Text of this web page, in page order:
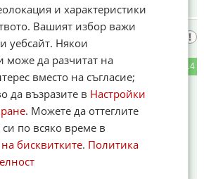
14
а форда":
че има вариант ако нямаш пари или
задълженията си ги излежава в
се отваря досие в полицията !
и характеристики
Вашият избор важи
уебсайт. Някои
може да разчитат на
вместо на съгласие;
да възразите в Настройки
. Можете да оттеглите
си по всяко време в
бисквитките. Политика